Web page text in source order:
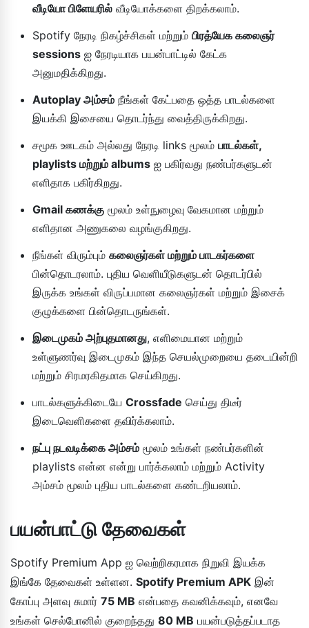
வீடியோ பிளேயரில் வீடியோக்களை திறக்கலாம்.
Spotify நேரடி நிகழ்ச்சிகள் மற்றும் பிரத்யேக கலைஞர்
sessions ஐ நேரடியாக பயன்பாட்டில் கேட்க
அனுமதிக்கிறது.
Autoplay அம்சம் நீங்கள் கேட்பதை ஒத்த பாடல்களை
இயக்கி இசையை தொடர்ந்து வைத்திருக்கிறது.
சமூக ஊடகம் அல்லது நேரடி links மூலம் பாடல்கள்,
playlists மற்றும் albums ஐ பகிர்வது நண்பர்களுடன்
எளிதாக பகிர்கிறது.
Gmail கணக்கு மூலம் உள்நுழைவு வேகமான மற்றும்
எளிதான அணுகலை வழங்குகிறது.
நீங்கள் விரும்பும் கலைஞர்கள் மற்றும் பாடகர்களை
பின்தொடரலாம். புதிய வெளியீடுகளுடன் தொடர்பில்
இருக்க உங்கள் விருப்பமான கலைஞர்கள் மற்றும் இசைக்
குழுக்களை பின்தொடருங்கள்.
இடைமுகம் அற்புதமானது, எளிமையான மற்றும்
உள்ளுணர்வு இடைமுகம் இந்த செயல்முறையை தடையின்றி
மற்றும் சிரமரகிதமாக செய்கிறது.
பாடல்களுக்கிடையே Crossfade செய்து திடீர்
இடைவெளிகளை தவிர்க்கலாம்.
நட்பு நடவடிக்கை அம்சம் மூலம் உங்கள் நண்பர்களின்
playlists என்ன என்று பார்க்கலாம் மற்றும் Activity
அம்சம் மூலம் புதிய பாடல்களை கண்டறியலாம்.
பயன்பாட்டு தேவைகள்
Spotify Premium App ஐ வெற்றிகரமாக நிறுவி இயக்க
இங்கே தேவைகள் உள்ளன. Spotify Premium APK இன்
கோப்பு அளவு சுமார் 75 MB என்பதை கவனிக்கவும், எனவே
உங்கள் செல்போனில் குறைந்தது 80 MB பயன்படுத்தப்படாத